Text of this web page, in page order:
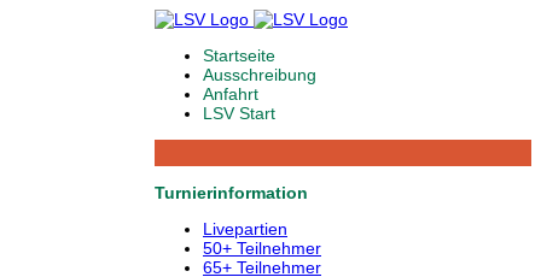
Startseite
Ausschreibung
Anfahrt
LSV Start
Turnierinformation
Livepartien
50+ Teilnehmer
65+ Teilnehmer